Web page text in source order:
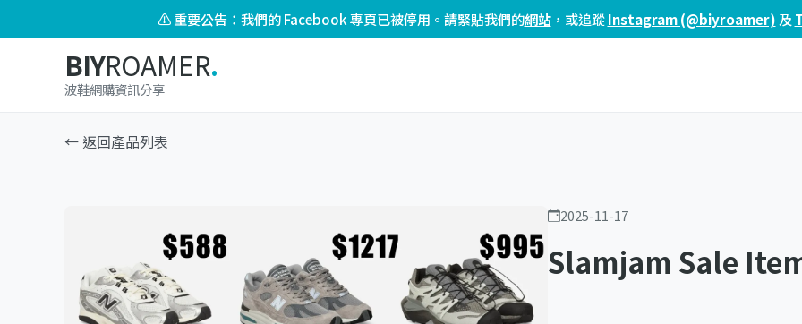
⚠️ 重要公告：我們的 Facebook 專頁已被停用。請緊貼我們的網站，或追蹤Instagram (@biyroamer) 及
BIYROAMER.
波鞋網購資訊分享
← 返回產品列表
2025-11-17
Slamjam Sale